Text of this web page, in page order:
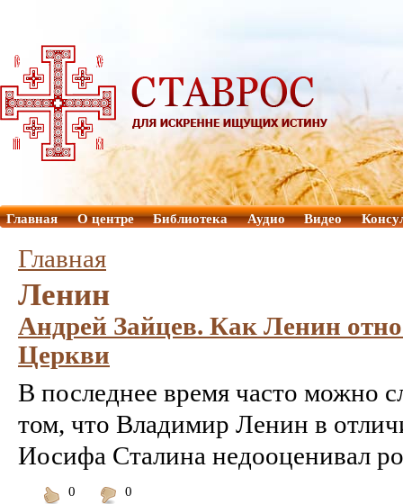
Главная О центре Библиотека Аудио Видео
Главная
Ленин
Андрей Зайцев. Как Ленин
Церкви
В последнее время часто можно
том, что Владимир Ленин в
Иосифа Сталина недооценивал
0
0